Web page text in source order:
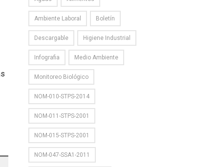
Ambiente Laboral Boletín
Descargable Higiene Industrial
Infografia Medio Ambiente
Monitoreo Biológico
NOM-010-STPS-2014
NOM-011-STPS-2001
NOM-015-STPS-2001
NOM-047-SSA1-2011